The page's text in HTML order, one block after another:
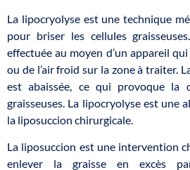
La lipocryolyse est une technique
pour briser les cellules
effectuée au moyen d’un appareil
ou de l’air froid sur la zone à traiter.
est abaissée, ce qui provoque la
graisseuses. La lipocryolyse est une
la liposuccion chirurgicale.
La liposuccion est une intervention
enlever la graisse en excès